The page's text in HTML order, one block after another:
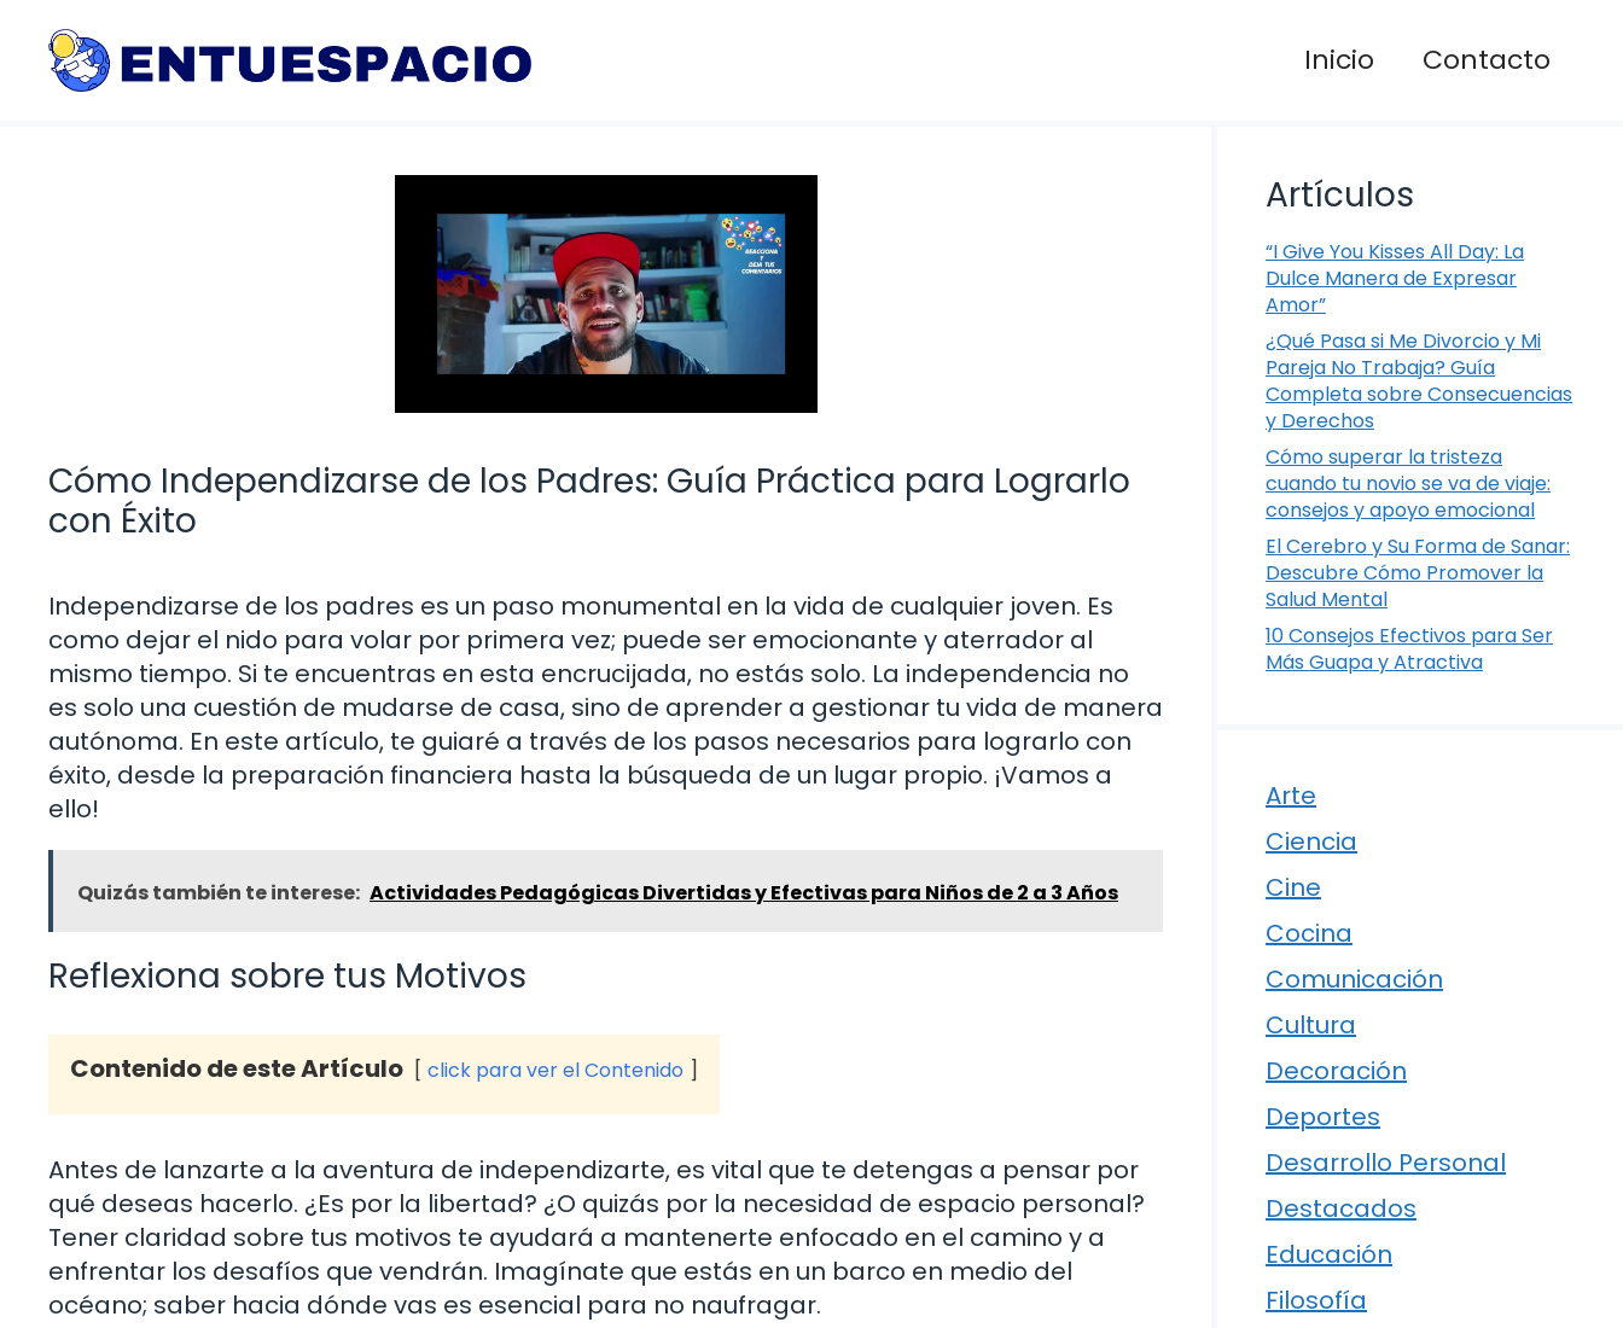
contenido
Inicio Contacto
Cómo Independizarse de los Padres: Guía Práctica para Lograrlo
con Éxito
Independizarse de los padres es un paso monumental en la vida de cualquier joven. Es
como dejar el nido para volar por primera vez; puede ser emocionante y aterrador al
mismo tiempo. Si te encuentras en esta encrucijada, no estás solo. La independencia no
es solo una cuestión de mudarse de casa, sino de aprender a gestionar tu vida de manera
autónoma. En este artículo, te guiaré a través de los pasos necesarios para lograrlo con
éxito, desde la preparación financiera hasta la búsqueda de un lugar propio. ¡Vamos a
ello!
Quizás también te interese: Actividades Pedagógicas Divertidas y Efectivas para Niños de 2 a 3 Años
Reflexiona sobre tus Motivos
Contenido de este Artículo click para ver el Contenido
Antes de lanzarte a la aventura de independizarte, es vital que te detengas a pensar por
qué deseas hacerlo. ¿Es por la libertad? ¿O quizás por la necesidad de espacio personal?
Tener claridad sobre tus motivos te ayudará a mantenerte enfocado en el camino y a
enfrentar los desafíos que vendrán. Imagínate que estás en un barco en medio del
océano; saber hacia dónde vas es esencial para no naufragar.
Artículos
“I Give You Kisses All Day: La
Dulce Manera de Expresar
Amor”
¿Qué Pasa si Me Divorcio y Mi
Pareja No Trabaja? Guía
Completa sobre Consecuencias
y Derechos
Cómo superar la tristeza
cuando tu novio se va de viaje:
consejos y apoyo emocional
El Cerebro y Su Forma de Sanar:
Descubre Cómo Promover la
Salud Mental
10 Consejos Efectivos para Ser
Más Guapa y Atractiva
Arte
Ciencia
Cine
Cocina
Comunicación
Cultura
Decoración
Deportes
Desarrollo Personal
Destacados
Educación
Filosofía